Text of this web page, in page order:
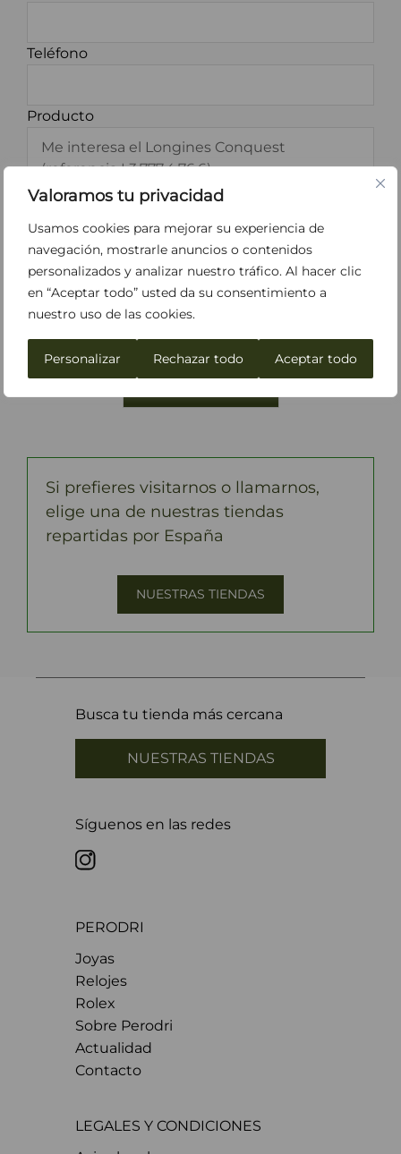
Valoramos tu privacidad
Usamos cookies para mejorar su experiencia de
navegación, mostrarle anuncios o contenidos
personalizados y analizar nuestro tráfico. Al hacer clic
en “Aceptar todo” usted da su consentimiento a
nuestro uso de las cookies.
Personalizar Rechazar todo Aceptar todo
Teléfono
Producto
*He leído y acepto los
Condiciones
Acepto recibir información sobre Perodri.
Si prefieres visitarnos o llamarnos,
elige una de nuestras tiendas
repartidas por España
NUESTRAS TIENDAS
Busca tu tienda más cercana
NUESTRAS TIENDAS
Síguenos en las redes
PERODRI
Joyas
Relojes
Rolex
Sobre Perodri
Actualidad
Contacto
LEGALES Y CONDICIONES